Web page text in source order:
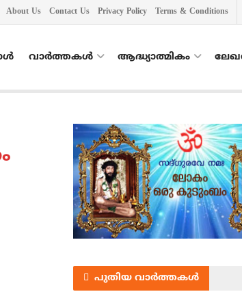
About Us Contact Us Privacy Policy Terms & Conditions
വാർത്തകൾ ആദ്ധ്യാത്മികം
പുതിയ വാർത്തകൾ